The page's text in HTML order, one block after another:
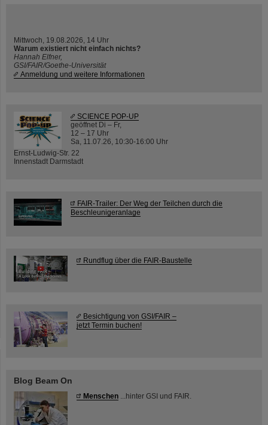
Mittwoch, 19.08.2026, 14 Uhr
Warum existiert nicht einfach nichts?
Hannah Elfner,
GSI/FAIR/Goethe-Universität
Anmeldung und weitere Informationen
SCIENCE POP-UP
geöffnet Di – Fr,
12 – 17 Uhr
Sa, 11.07.26, 10:30-16:00 Uhr
Ernst-Ludwig-Str. 22
Innenstadt Darmstadt
FAIR-Trailer: Der Weg der Teilchen durch die
Beschleunigeranlage
Rundflug über die FAIR-Baustelle
Besichtigung von GSI/FAIR –
jetzt Termin buchen!
Blog Beam On
Menschen ...hinter GSI und FAIR.